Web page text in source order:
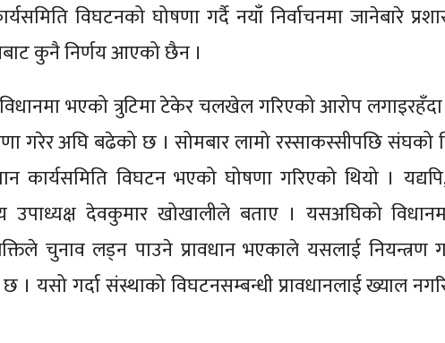
विघटनको घोषणा गर्दै नयाँ निर्वाचनमा जानेबारे
कुनै निर्णय आएको छैन ।
भएको त्रुटिमा टेकेर चलखेल गरिएको आरोप लगाइरहँदा
गरेर अघि बढेको छ । सोमबार लामो रस्साकस्सीपछि संघको
कार्यसमिति विघटन भएको घोषणा गरिएको थियो ।
उपाध्यक्ष देवकुमार खोखालीले बताए । यसअघिको
चुनाव लड्न पाउने प्रावधान भएकाले यसलाई नियन्त्रण
छ । यसो गर्दा संस्थाको विघटनसम्बन्धी प्रावधानलाई ख्याल